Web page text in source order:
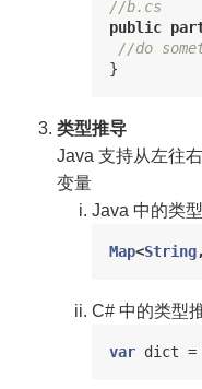
//b.cs
public
//do
}
类型推导
Java 支持从左往
变量
Java 中的类
Map<String,
C# 中的类型
var dict =